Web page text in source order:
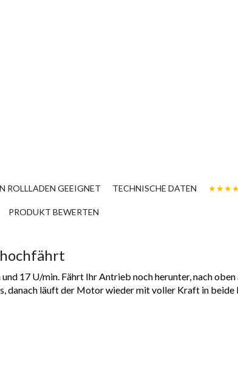
ROLLLADEN GEEIGNET TECHNISCHE DATEN
PRODUKT BEWERTEN
17 U/min. Fährt Ihr Antrieb noch herunter, nach
danach läuft der Motor wieder mit voller Kraft in beide